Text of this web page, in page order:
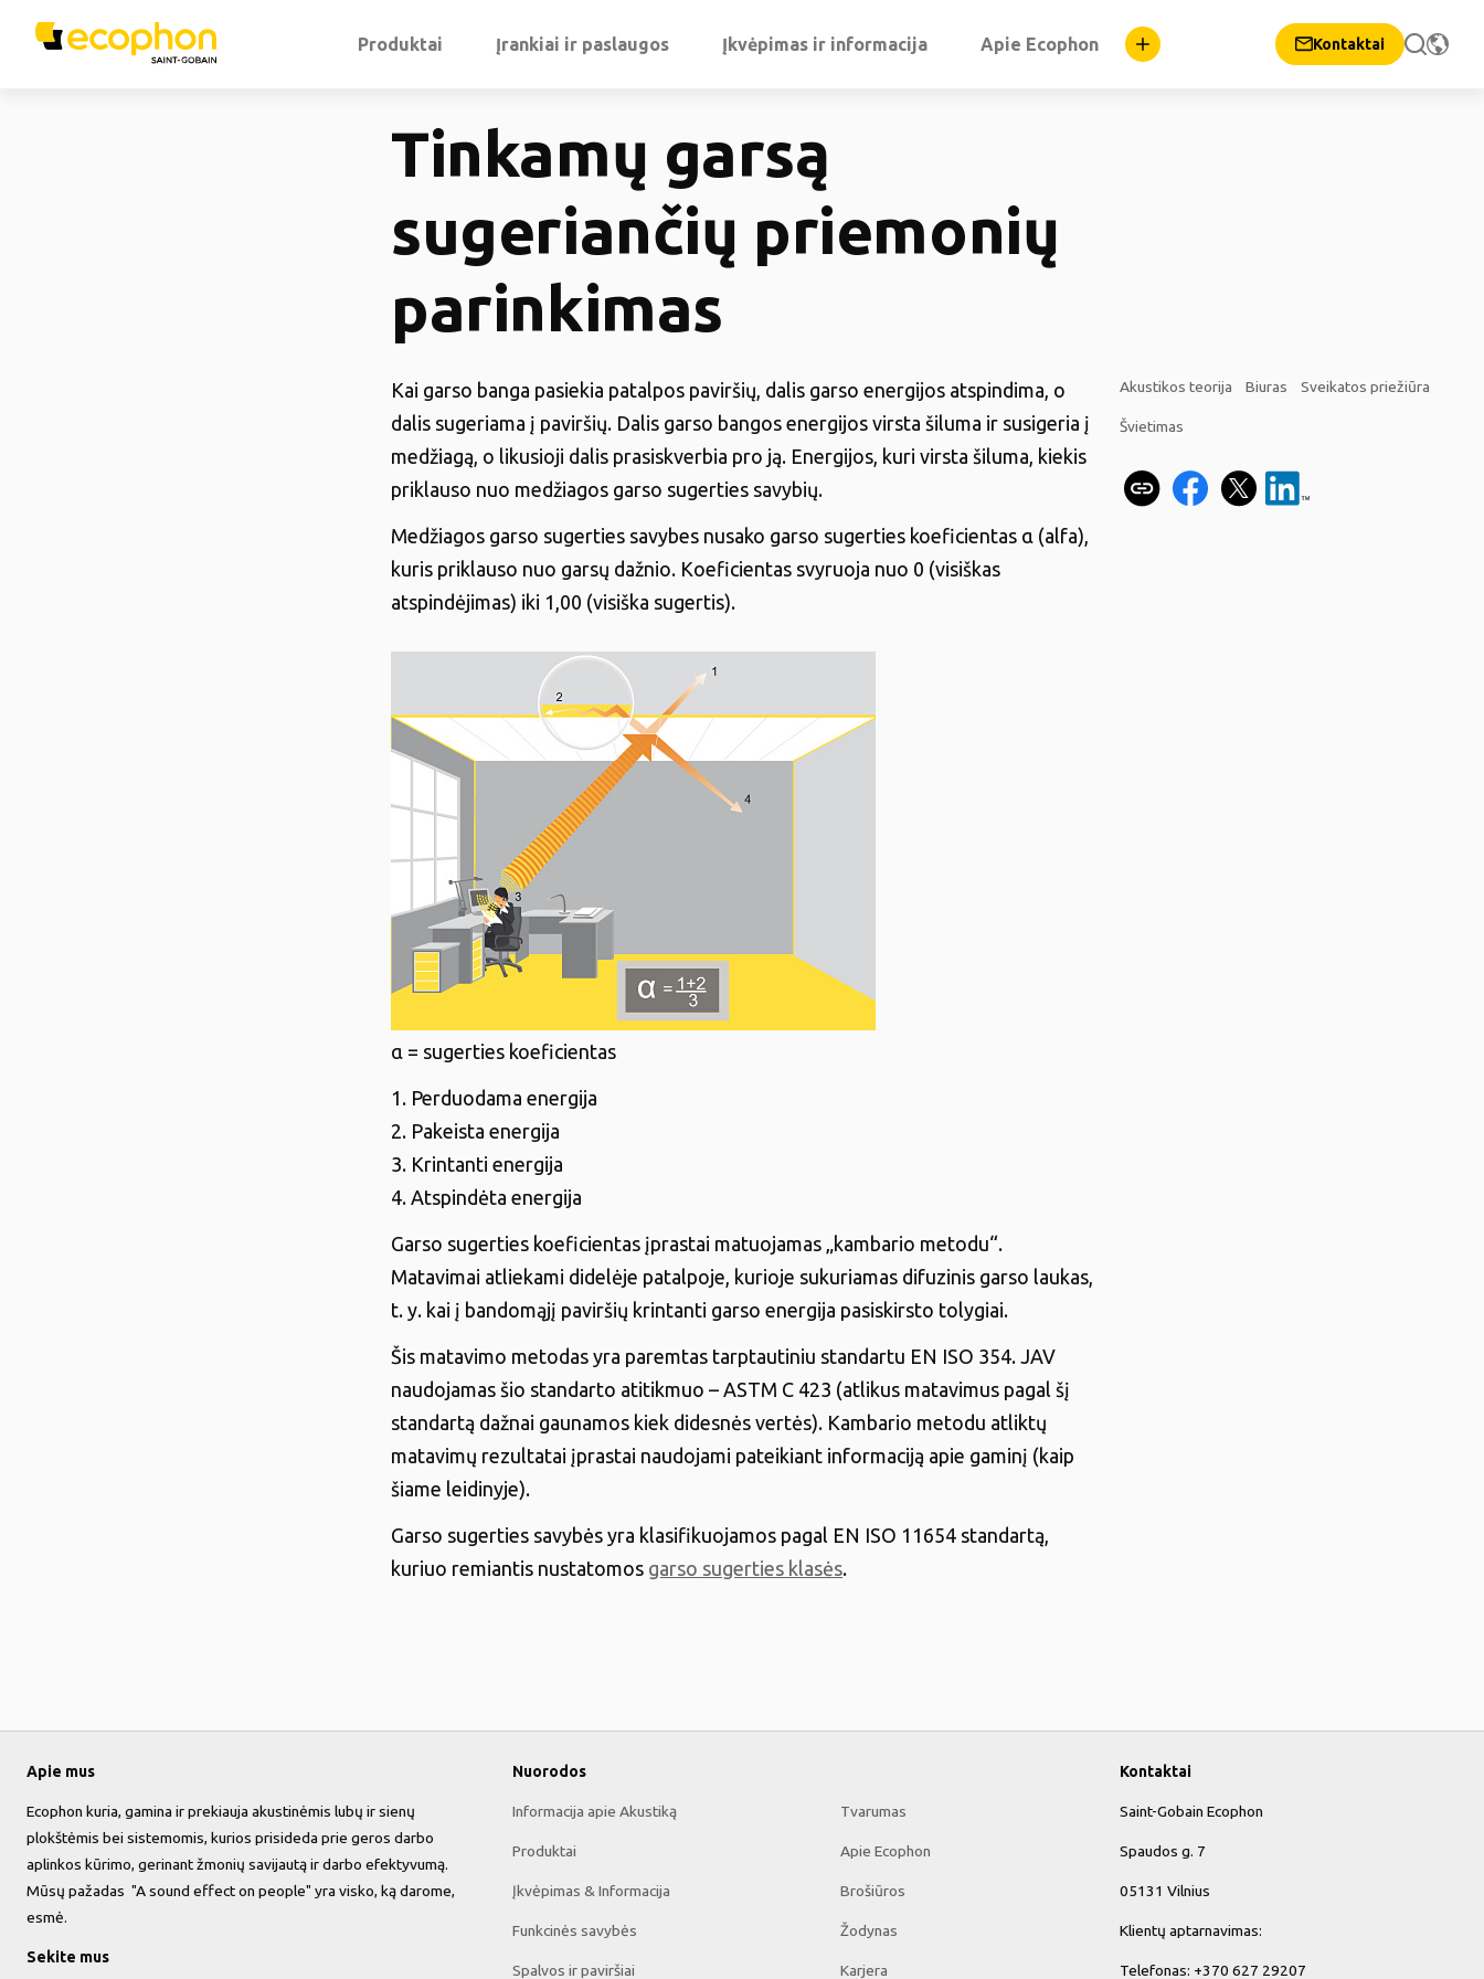
Produktai Įrankiai ir paslaugos Įkvėpimas ir informacija Apie Ecophon Kontaktai
Tinkamų garsą
sugeriančių priemonių
parinkimas
Kai garso banga pasiekia patalpos paviršių, dalis garso energijos atspindima, o
dalis sugeriama į paviršių. Dalis garso bangos energijos virsta šiluma ir susigeria į
medžiagą, o likusioji dalis prasiskverbia pro ją. Energijos, kuri virsta šiluma, kiekis
priklauso nuo medžiagos garso sugerties savybių.
Medžiagos garso sugerties savybes nusako garso sugerties koeficientas α (alfa),
kuris priklauso nuo garsų dažnio. Koeficientas svyruoja nuo 0 (visiškas
atspindėjimas) iki 1,00 (visiška sugertis).
α = sugerties koeficientas
1. Perduodama energija
2. Pakeista energija
3. Krintanti energija
4. Atspindėta energija
Garso sugerties koeficientas įprastai matuojamas „kambario metodu“.
Matavimai atliekami didelėje patalpoje, kurioje sukuriamas difuzinis garso laukas,
t. y. kai į bandomąjį paviršių krintanti garso energija pasiskirsto tolygiai.
Šis matavimo metodas yra paremtas tarptautiniu standartu EN ISO 354. JAV
naudojamas šio standarto atitikmuo – ASTM C 423 (atlikus matavimus pagal šį
standartą dažnai gaunamos kiek didesnės vertės). Kambario metodu atliktų
matavimų rezultatai įprastai naudojami pateikiant informaciją apie gaminį (kaip
šiame leidinyje).
Garso sugerties savybės yra klasifikuojamos pagal EN ISO 11654 standartą,
kuriuo remiantis nustatomos garso sugerties klasės.
Akustikos teorija Biuras Sveikatos priežiūra
Švietimas
Apie mus
Ecophon kuria, gamina ir prekiauja akustinėmis lubų ir sienų
plokštėmis bei sistemomis, kurios prisideda prie geros darbo
aplinkos kūrimo, gerinant žmonių savijautą ir darbo efektyvumą.
Mūsų pažadas "A sound effect on people" yra visko, ką darome,
esmė.
Sekite mus
Nuorodos
Informacija apie Akustiką
Produktai
Įkvėpimas & Informacija
Funkcinės savybės
Spalvos ir paviršiai
Tvarumas
Apie Ecophon
Brošiūros
Žodynas
Karjera
Kontaktai
Saint-Gobain Ecophon
Spaudos g. 7
05131 Vilnius
Klientų aptarnavimas:
Telefonas: +370 627 29207